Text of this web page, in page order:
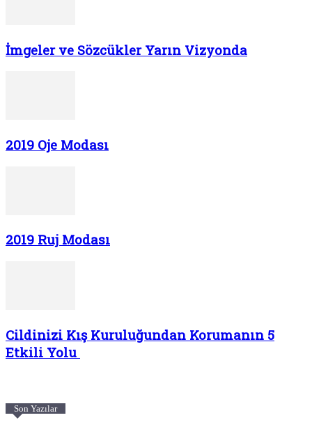
İmgeler ve Sözcükler Yarın Vizyonda
2019 Oje Modası
2019 Ruj Modası
Cildinizi Kış Kuruluğundan Korumanın 5
Etkili Yolu
Son Yazılar